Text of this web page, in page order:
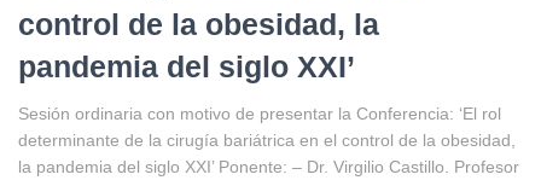
control de la obesidad, la
pandemia del siglo XXI’
Sesión ordinaria con motivo de presentar la Conferencia: ‘El rol
determinante de la cirugía bariátrica en el control de la obesidad,
la pandemia del siglo XXI’ Ponente: – Dr. Virgilio Castillo. Profesor